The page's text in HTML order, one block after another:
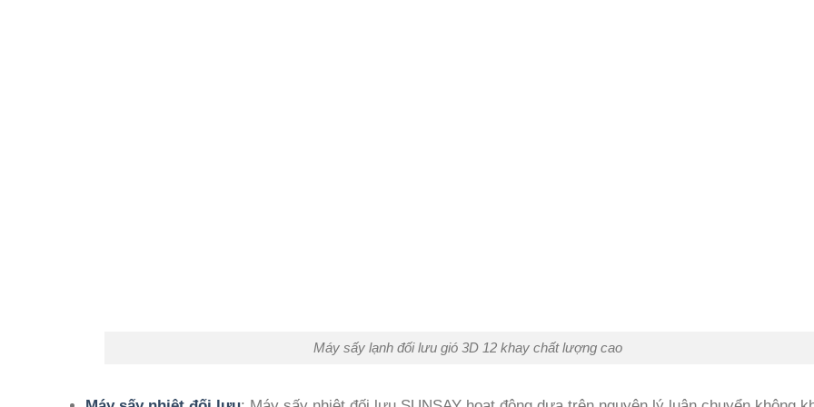
Máy sấy lạnh đối lưu gió 3D 12 khay chất lượng cao